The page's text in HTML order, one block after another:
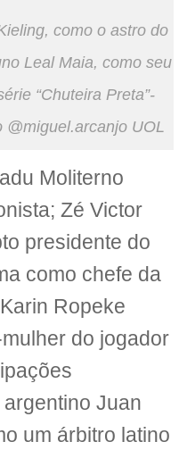
como o astro do
Leal Maia, como seu
“Chuteira Preta”-
@miguel.arcanjo UOL
Moliterno
Zé Victor
presidente do
como chefe da
Ropeke
do jogador
Juan
um árbitro latino